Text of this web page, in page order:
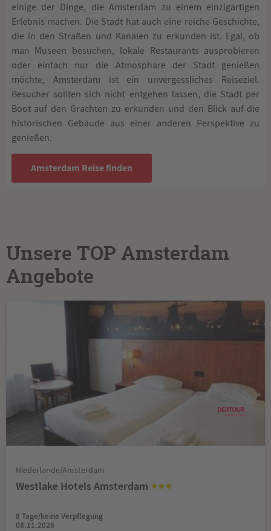
einige der Dinge, die Amsterdam zu einem einzigartigen
Erlebnis machen. Die Stadt hat auch eine reiche Geschichte,
die in den Straßen und Kanälen zu erkunden ist. Egal, ob
man Museen besuchen, lokale Restaurants ausprobieren
oder einfach nur die Atmosphäre der Stadt genießen
möchte, Amsterdam ist ein unvergessliches Reiseziel.
Besucher sollten sich nicht entgehen lassen, die Stadt per
Boot auf den Grachten zu erkunden und den Blick auf die
historischen Gebäude aus einer anderen Perspektive zu
genießen.
Amsterdam Reise finden
Unsere TOP Amsterdam
Angebote
Niederlande/Amsterdam
Westlake Hotels Amsterdam
8 Tage/keine Verpflegung
08.11.2026